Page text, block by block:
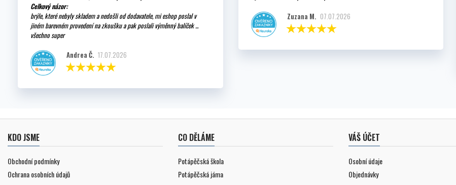
Celkový názor:
brýle, které nebyly skladem a nedošli od dodavatele, mi eshop poslal v
jiném barevném provedení na zkoušku a pak poslali výměnný balíček ...
všechno super
Andrea Č. 17.07.2026
Zuzana M. 07.07.2026
KDO JSME
Obchodní podmínky
Ochrana osobních údajů
CO DĚLÁME
Potápěčská škola
Potápěčská jáma
VÁŠ ÚČET
Osobní údaje
Objednávky